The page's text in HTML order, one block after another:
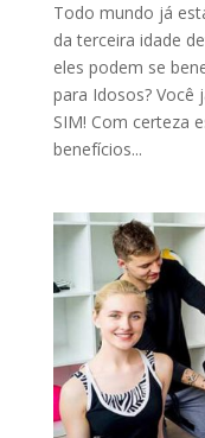
Todo mundo já
da terceira idade
eles podem se
para Idosos? Você
SIM! Com certeza
benefícios...